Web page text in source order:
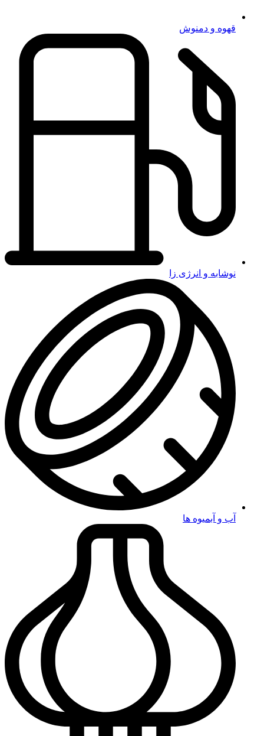
قهوه و دمنوش
نوشابه و انرژی زا
آب و آبمیوه ها